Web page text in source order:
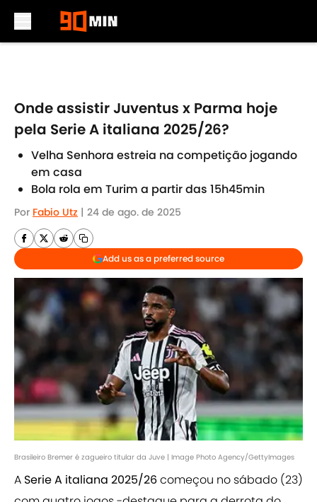
Onde assistir Juventus x Parma hoje
pela Serie A italiana 2025/26?
Velha Senhora estreia na competição jogando
em casa
Bola rola em Turim a partir das 15h45min
Por Fabio Utz | 24 de ago. de 2025
Add us as a preferred source
Brasileiro Bremer é zagueiro titular da Juve | Image Photo Agency/GettyImages
A Serie A italiana 2025/26começou no sábado (23)